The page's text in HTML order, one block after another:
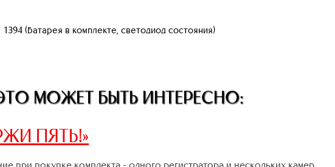
(батарея в комплекте, светодиод состояния)
МОЖЕТ БЫТЬ ИНТЕРЕСНО:
ПЯТЬ!»
при покупке комплекта - одного регистратора и нескольких камер